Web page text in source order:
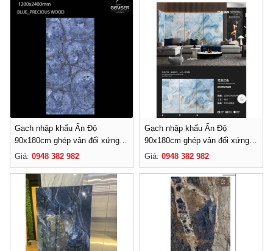
Gạch nhập khẩu Ấn Độ
90x180cm ghép vân đối xứng-
018
Giá: 0948 382 982
Gạch nhập khẩu Ấn Độ
90x180cm ghép vân đối xứng-
017
Giá: 0948 382 982